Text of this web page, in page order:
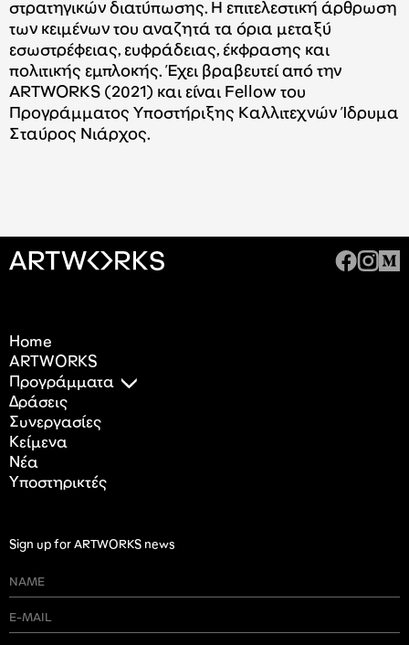
στρατηγικών διατύπωσης. Η επιτελεστική άρθρωση
των κειμένων του αναζητά τα όρια μεταξύ
εσωστρέφειας, ευφράδειας, έκφρασης και
πολιτικής εμπλοκής. Έχει βραβευτεί από την
ARTWORKS (2021) και είναι Fellow του
Προγράμματος Υποστήριξης Καλλιτεχνών Ίδρυμα
Σταύρος Νιάρχος.
Home
ARTWORKS
Προγράμματα
Δράσεις
Συνεργασίες
Κείμενα
Nέα
Υποστηρικτές
Sign up for ARTWORKS news